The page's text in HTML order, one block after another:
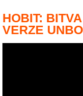
HOBIT:
VERZE